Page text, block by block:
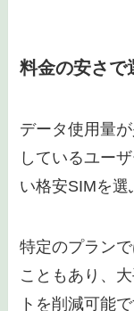
料金の安さで
データ使用量
しているユー
い格安SIMを選
特定のプラン
こともあり、
トを削減可能で